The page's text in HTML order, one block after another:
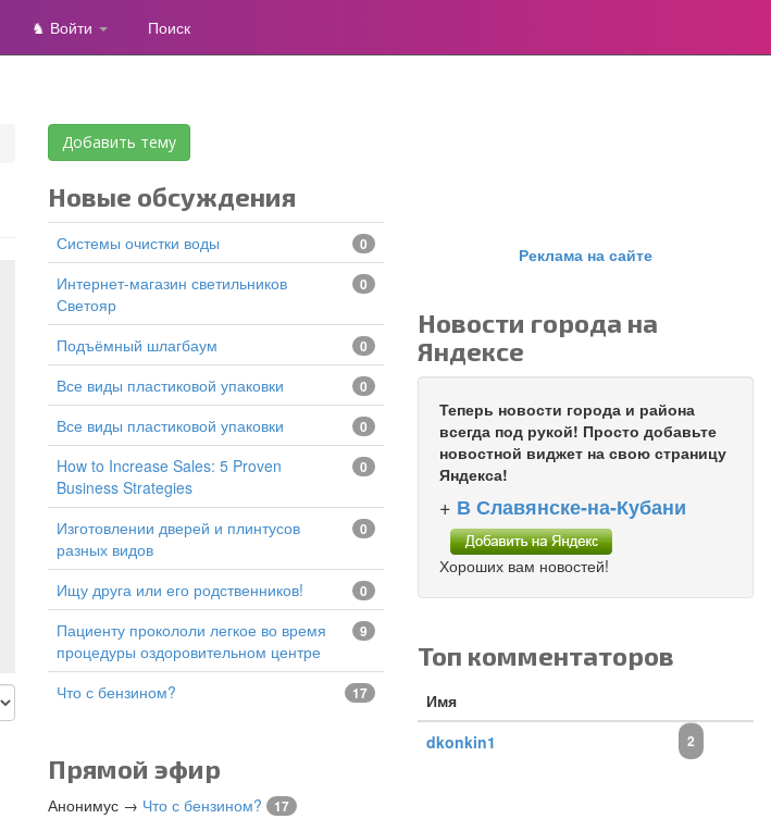
♞ Войти Поиск
Добавить тему
Новые обсуждения
Системы очистки воды 0
Интернет-магазин светильников
Светояр
0
подъёмный шлагбаум 0
все виды пластиковой упаковки 0
все виды пластиковой упаковки 0
How to Increase Sales: 5 Proven
Business Strategies
0
изготовлении дверей и плинтусов
разных видов
0
Ищу друга или его родственников! 0
Пациенту прокололи легкое во время
процедуры оздоровительном центре
9
Что с бензином? 17
Прямой эфир
Анонимус → Что с бензином? 17
Реклама на сайте
Новости города на
Яндексе
Теперь новости города и района
всегда под рукой! Просто добавьте
новостной виджет на свою страницу
Яндекса!
+ В Славянске-на-Кубани
Хороших вам новостей!
Топ комментаторов
Имя
dkonkin1
2